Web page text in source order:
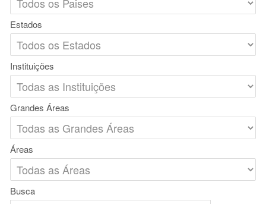
Estados
Instituições
Grandes Áreas
Áreas
Busca